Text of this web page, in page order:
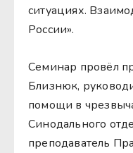
ситуациях.
России».
Семинар провёл
Близнюк,
помощи в
Синодального
преподаватель